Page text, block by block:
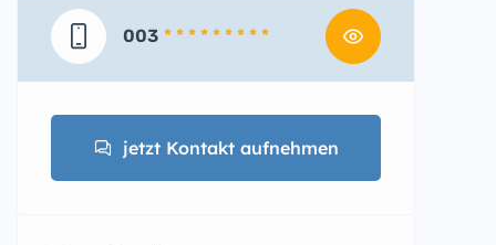
003 * * * * * * * * *
jetzt Kontakt aufnehmen